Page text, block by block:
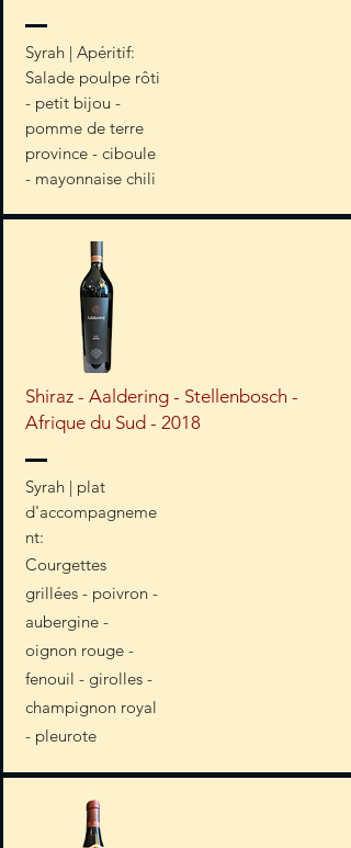
Syrah | Apéritif:
Salade poulpe rôti
- petit bijou -
pomme de terre
province - ciboule
- mayonnaise chili
Shiraz - Aaldering - Stellenbosch -
Afrique du Sud - 2018
Syrah | plat
d'accompagneme
nt:
Courgettes
grillées - poivron -
aubergine -
oignon rouge -
fenouil - girolles -
champignon royal
- pleurote